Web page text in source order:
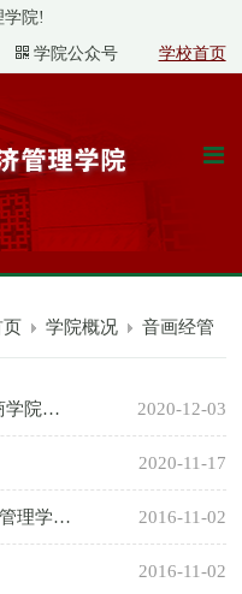
学院!
学院公众号 学校首页
页 学院概况 音画经管
经管60正青春---经济管理学院（商学院）60周年院庆特辑 2020-12-03
2020-11-17
《弄潮登高》--山东农业大学经济管理学院专题片2016.10.15 2016-11-02
2016-11-02